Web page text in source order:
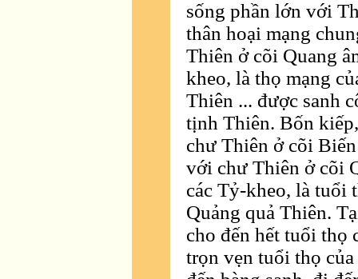
sống phần lớn với
thân hoại mạng
Thiên ở cõi Quang
kheo, là thọ mạng
Thiên ... được sanh
tịnh Thiên. Bốn
chư Thiên ở cõi
với chư Thiên ở cõi
các Tỷ-kheo, là tuổi
Quảng quả Thiên.
cho đến hết tuổi thọ
trọn vẹn tuổi thọ